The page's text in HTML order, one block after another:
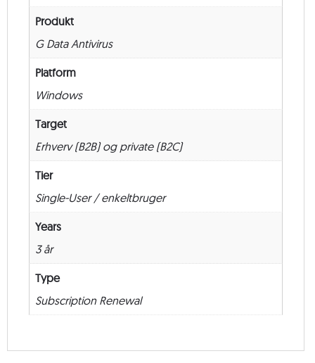
antal
Produkt
G Data Antivirus
Platform
Windows
Target
Erhverv (B2B) og private (B2C)
Tier
Single-User / enkeltbruger
Years
3 år
Type
Subscription Renewal